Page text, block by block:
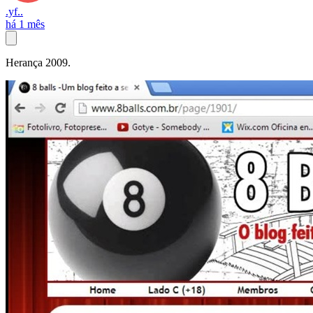
.yf..
há 1 mês
Herança 2009.